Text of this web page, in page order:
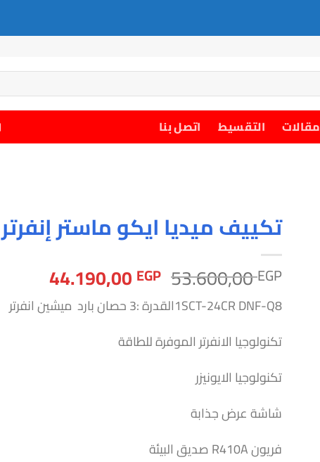
مقالات التقسيط اتصل بنا
تكييف ميديا ايكو ماستر إنفرتر 3 حصان بارد
53.600,00EGP السعر
الأصلي
هو:
53.600,00 EGP.
44.190,00 EGP السعر
الحالي
هو:
1SCT-24CR DNF-Q8القدرة :3 حصان بارد ميشين انفرتر
تكنولوجيا الانفرتر الموفرة للطاقة
تكنولوجيا الايونيزر
شاشة عرض جذابة
فريون R410A صديق البيئة